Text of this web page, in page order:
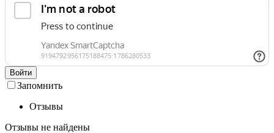
Войти
Запомнить
Отзывы
Отзывы не найдены